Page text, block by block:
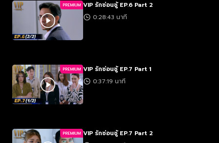
PREMIUM VIP รักซ่อนชู้ EP.6 Part 2
0:28:43 นาที
PREMIUM VIP รักซ่อนชู้ EP.7 Part 1
0:37:19 นาที
PREMIUM VIP รักซ่อนชู้ EP.7 Part 2